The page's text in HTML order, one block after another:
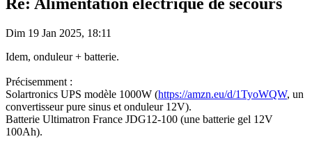
Dim 19 Jan 2025, 18:11
Idem, onduleur + batterie.
Précisemment :
Solartronics UPS modèle 1000W (https://amzn.eu/d/1TyoWQW, un
convertisseur pure sinus et onduleur 12V).
Batterie Ultimatron France JDG12-100 (une batterie gel 12V
100Ah).